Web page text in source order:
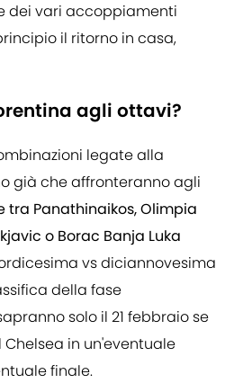
dei vari accoppiamenti
il ritorno in casa,
agli ottavi?
legate alla
già che affronteranno agli
tra Panathinaikos, Olimpia
o Borac Banja Luka
vs diciannovesima
della fase
solo il 21 febbraio se
in un'eventuale
finale.